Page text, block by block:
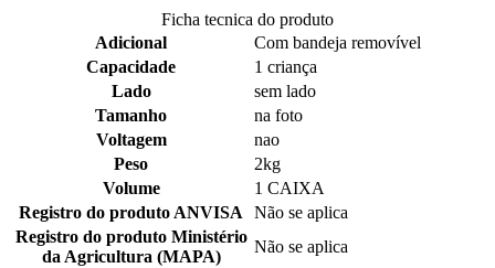
Ficha tecnica do produto
Adicional
Com bandeja removível
Capacidade
1 criança
Lado
sem lado
Tamanho
na foto
Voltagem
nao
Peso
2kg
Volume
1 CAIXA
Registro do produto ANVISA
Não se aplica
Registro do produto Ministério
da Agricultura (MAPA)
Não se aplica